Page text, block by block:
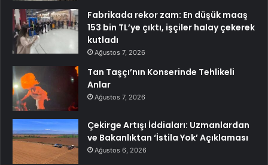
Fabrikada rekor zam: En düşük maaş
153 bin TL’ye çıktı, işçiler halay çekerek
kutladı
Ağustos 7, 2026
Tan Taşçı’nın Konserinde Tehlikeli
Anlar
Ağustos 7, 2026
Çekirge Artışı İddiaları: Uzmanlardan
ve Bakanlıktan ‘İstila Yok’ Açıklaması
Ağustos 6, 2026